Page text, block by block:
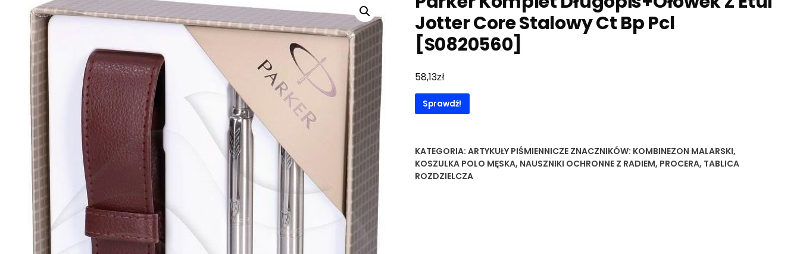
Jotter Core Stalowy Ct Bp Pcl
[S0820560]
58,13zł
Sprawdź!
KATEGORIA: ARTYKUŁY PIŚMIENNICZE ZNACZNIKÓW: KOMBINEZON MALARSKI,
KOSZULKA POLO MĘSKA, NAUSZNIKI OCHRONNE Z RADIEM, PROCERA, TABLICA
ROZDZIELCZA